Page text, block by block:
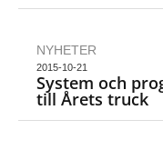
NYHETER
2015-10-21
System och
till Årets truck